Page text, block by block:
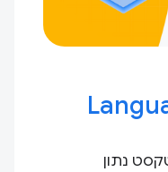
נתון